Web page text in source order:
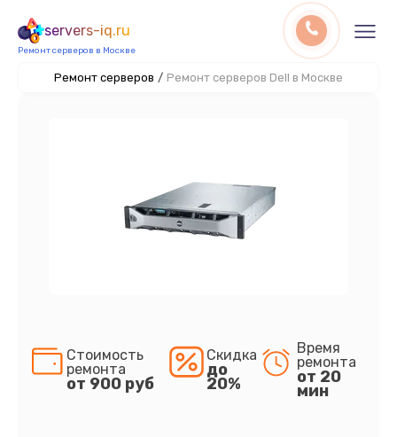
servers-iq.ru
Ремонт серверов в Москве
Ремонт серверов / Ремонт серверов Dell в Москве
Стоимость
ремонта
от 900 руб
Скидка
до
20%
Время
ремонта
от 20
мин